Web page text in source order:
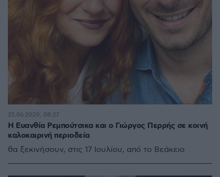
Η Ευανθία Ρεμπούτσικα και ο Γιώργος Περρής σε κοινή
καλοκαιρινή περιοδεία
θα ξεκινήσουν, στις 17 Ιουλίου, από το Βεάκειο
25.06.2020, 08:27